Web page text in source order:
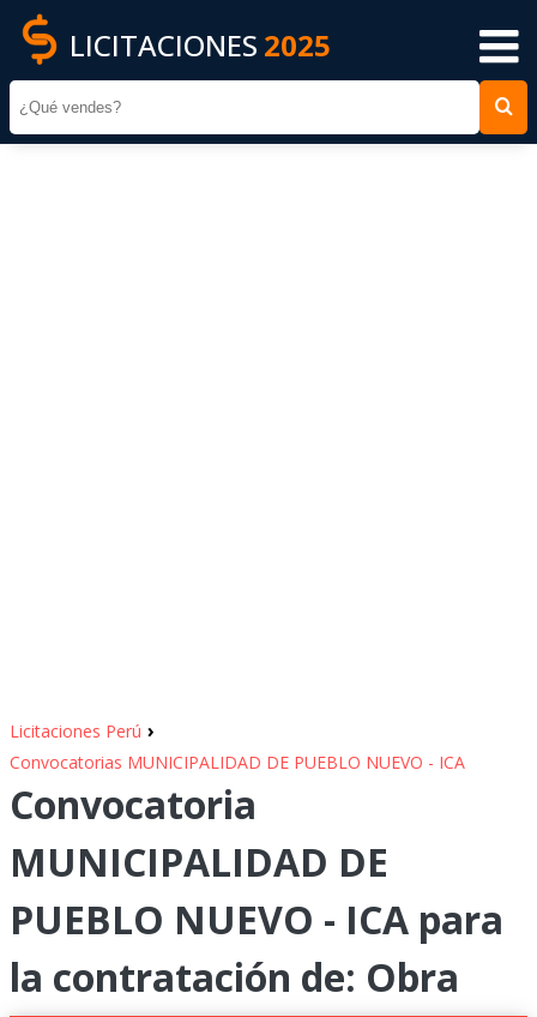
LICITACIONES 2025
Licitaciones Perú ›
Convocatorias MUNICIPALIDAD DE PUEBLO NUEVO - ICA
Convocatoria
MUNICIPALIDAD DE
PUEBLO NUEVO - ICA para
la contratación de: Obra